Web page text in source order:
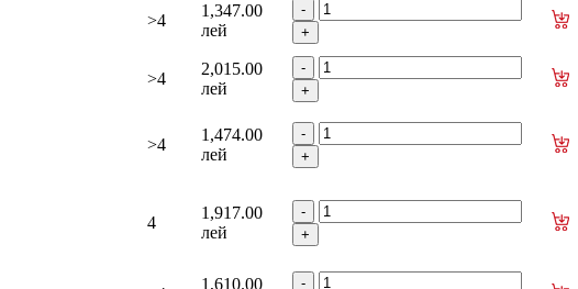
>4
1,347.00
лей
>4
2,015.00
лей
>4
1,474.00
лей
4
1,917.00
лей
1,610.00